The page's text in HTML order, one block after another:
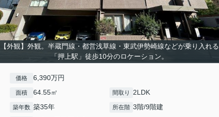
【外観】外観。半蔵門線・都営浅草線・東武伊勢崎線などが乗り入れる
「押上駅」徒歩10分のロケーション。
価格 6,390万円
面積 64.55㎡ 間取り 2LDK
築年数 築35年 所在階 3階/9階建